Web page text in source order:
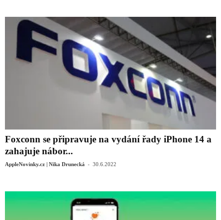
Foxconn se připravuje na vydání řady iPhone 14 a
zahajuje nábor...
AppleNovinky.cz | Nika Drunecká - 30.6.2022